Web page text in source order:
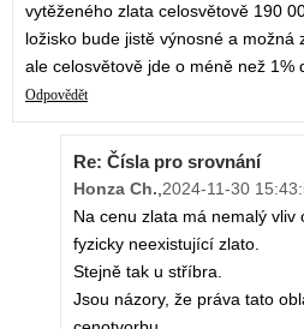
vytěženého zlata celosvětově 190
ložisko bude jistě výnosné a možná
ale celosvětově jde o méně než 1%
Odpovědět
Re: Čísla pro srovnání
Honza Ch. 2024-11-30
Na cenu zlata má nemalý vliv
fyzicky neexistující zlato.
Stejně tak u stříbra.
Jsou názory, že práva tato